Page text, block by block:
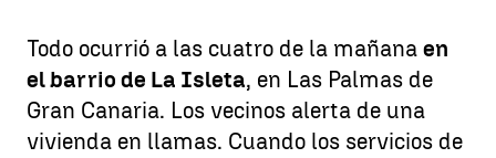
Todo ocurrió a las cuatro de la mañana en
el barrio de La Isleta, en Las Palmas de
Gran Canaria. Los vecinos alerta de una
vivienda en llamas. Cuando los servicios de